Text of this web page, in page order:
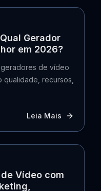
Gerador
em 2026?
de vídeo
recursos,
Leia Mais
Vídeo com